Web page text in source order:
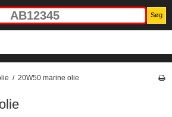
Søg
/ 20W50 marine olie